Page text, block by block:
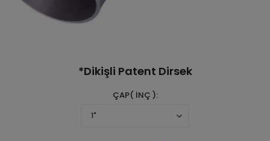
*Dikişli Patent Dirsek
ÇAP( İNÇ )